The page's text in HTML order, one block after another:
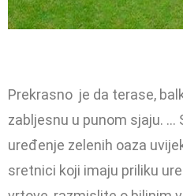
Prekrasno je da terase,
zabljesnu u punom sjaju. …
uređenje zelenih oaza
sretnici koji imaju priliku